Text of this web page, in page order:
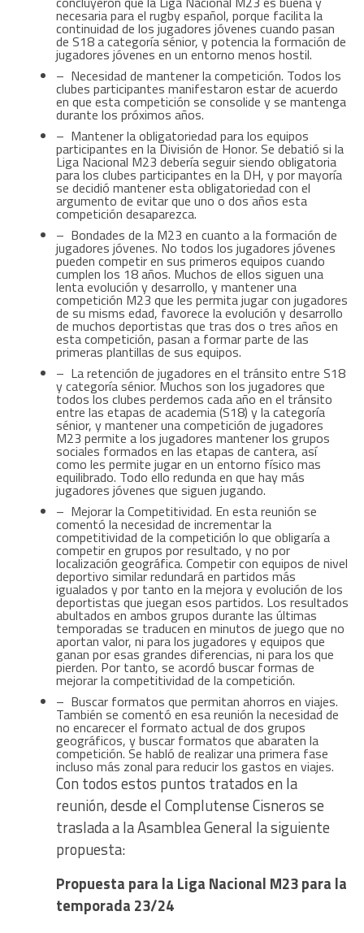
necesaria para el rugby español, porque facilita la
continuidad de los jugadores jóvenes cuando pasan
de S18 a categoría sénior, y potencia la formación de
jugadores jóvenes en un entorno menos hostil.
– Necesidad de mantener la competición. Todos los
clubes participantes manifestaron estar de acuerdo
en que esta competición se consolide y se mantenga
durante los próximos años.
– Mantener la obligatoriedad para los equipos
participantes en la División de Honor. Se debatió si la
Liga Nacional M23 debería seguir siendo obligatoria
para los clubes participantes en la DH, y por mayoría
se decidió mantener esta obligatoriedad con el
argumento de evitar que uno o dos años esta
competición desaparezca.
– Bondades de la M23 en cuanto a la formación de
jugadores jóvenes. No todos los jugadores jóvenes
pueden competir en sus primeros equipos cuando
cumplen los 18 años. Muchos de ellos siguen una
lenta evolución y desarrollo, y mantener una
competición M23 que les permita jugar con jugadores
de su misms edad, favorece la evolución y desarrollo
de muchos deportistas que tras dos o tres años en
esta competición, pasan a formar parte de las
primeras plantillas de sus equipos.
– La retención de jugadores en el tránsito entre S18
y categoría sénior. Muchos son los jugadores que
todos los clubes perdemos cada año en el tránsito
entre las etapas de academia (S18) y la categoría
sénior, y mantener una competición de jugadores
M23 permite a los jugadores mantener los grupos
sociales formados en las etapas de cantera, así
como les permite jugar en un entorno físico mas
equilibrado. Todo ello redunda en que hay más
jugadores jóvenes que siguen jugando.
– Mejorar la Competitividad. En esta reunión se
comentó la necesidad de incrementar la
competitividad de la competición lo que obligaría a
competir en grupos por resultado, y no por
localización geográfica. Competir con equipos de nivel
deportivo similar redundará en partidos más
igualados y por tanto en la mejora y evolución de los
deportistas que juegan esos partidos. Los resultados
abultados en ambos grupos durante las últimas
temporadas se traducen en minutos de juego que no
aportan valor, ni para los jugadores y equipos que
ganan por esas grandes diferencias, ni para los que
pierden. Por tanto, se acordó buscar formas de
mejorar la competitividad de la competición.
– Buscar formatos que permitan ahorros en viajes.
También se comentó en esa reunión la necesidad de
no encarecer el formato actual de dos grupos
geográficos, y buscar formatos que abaraten la
competición. Se habló de realizar una primera fase
incluso más zonal para reducir los gastos en viajes.
Con todos estos puntos tratados en la
reunión, desde el Complutense Cisneros se
traslada a la Asamblea General la siguiente
propuesta:
Propuesta para la Liga Nacional M23 para la
temporada 23/24